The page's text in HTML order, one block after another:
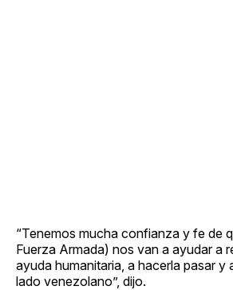
“Tenemos mucha confianza y fe de
Fuerza Armada) nos van a ayudar a
ayuda humanitaria, a hacerla pasar y
lado venezolano”, dijo.